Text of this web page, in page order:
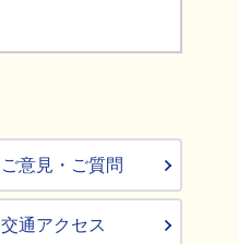
ご意見・ご質問
交通アクセス